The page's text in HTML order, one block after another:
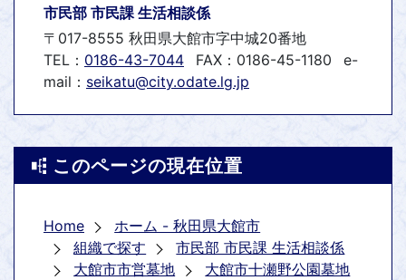
市民部 市民課 生活相談係
〒017-8555 秋田県大館市字中城20番地
TEL： 0186-43-7044 FAX：0186-45-1180
e-
mail： seikatu@city.odate.lg.jp
このページの現在位置
Home
ホーム - 秋田県大館市
組織で探す
市民部 市民課 生活相談係
大館市市営墓地
大館市十瀬野公園墓地